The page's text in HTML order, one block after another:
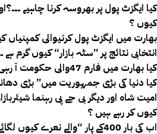
کیا ایگزٹ پول پر بھروسہ کرنا چاہیے
کیوں ؟
بھارت میں ایگزٹ پول کرنیوالی کمپنیاں
انتخابی نتائج پر ”سٹہ بازار“ کیوں گرم ہے
کیا بھارت میں فارم 47والی حکومت آ رہی ہے ۔۔۔؟
کیا دنیا کی بڑی جمہوریت میں” بڑی
امیت شاہ اور دیگر بی جے پی رہنما
کیوں کر رہے ہیں ؟